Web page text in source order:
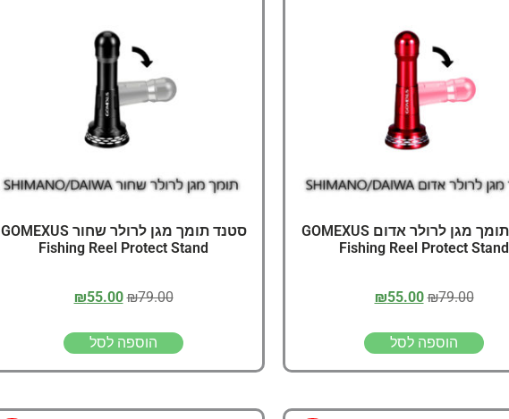
החנות שלי – ציוד מומלץ שווה להכנס!
סל קניות
תקנון אתר
סטנד תומך מגן לרולר אדום GOMEXUS
Fishing Reel Protect Stand
₪79.00
₪55.00
הוספה לסל
סטנד תומך מגן לרולר שחור GOMEXUS
Fishing Reel Protect Stand
₪79.00
₪55.00
הוספה לסל